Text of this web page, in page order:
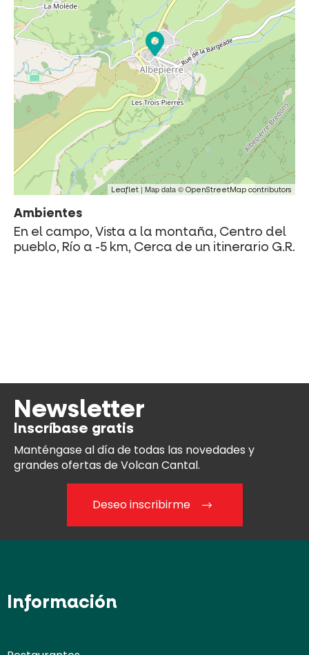
Leaflet | Map data © OpenStreetMap contributors
Ambientes
En el campo, Vista a la montaña, Centro del
pueblo, Río a -5 km, Cerca de un itinerario G.R.
Newsletter
Inscríbase gratis
Manténgase al díade todas las novedades y
grandes ofertas de Volcan Cantal.
Deseo inscribirme
Información